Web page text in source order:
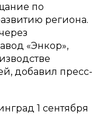
по
региона.
«Энкор»,
добавил пресс-
1 сентября